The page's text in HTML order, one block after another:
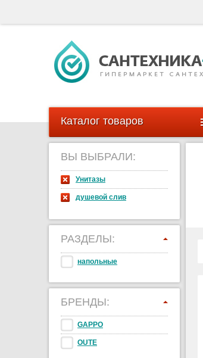
Каталог товаров
ВЫ ВЫБРАЛИ:
Унитазы
душевой слив
РАЗДЕЛЫ:
напольные
БРЕНДЫ:
GAPPO
OUTE